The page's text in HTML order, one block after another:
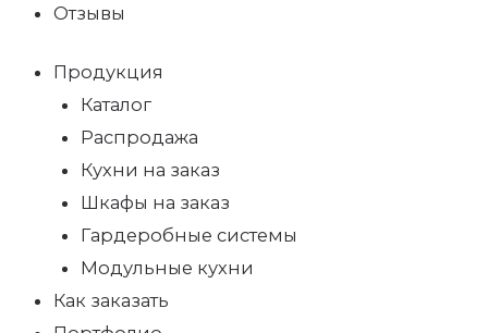
Отзывы
Продукция
Каталог
Распродажа
Кухни на заказ
Шкафы на заказ
Гардеробные системы
Модульные кухни
Как заказать